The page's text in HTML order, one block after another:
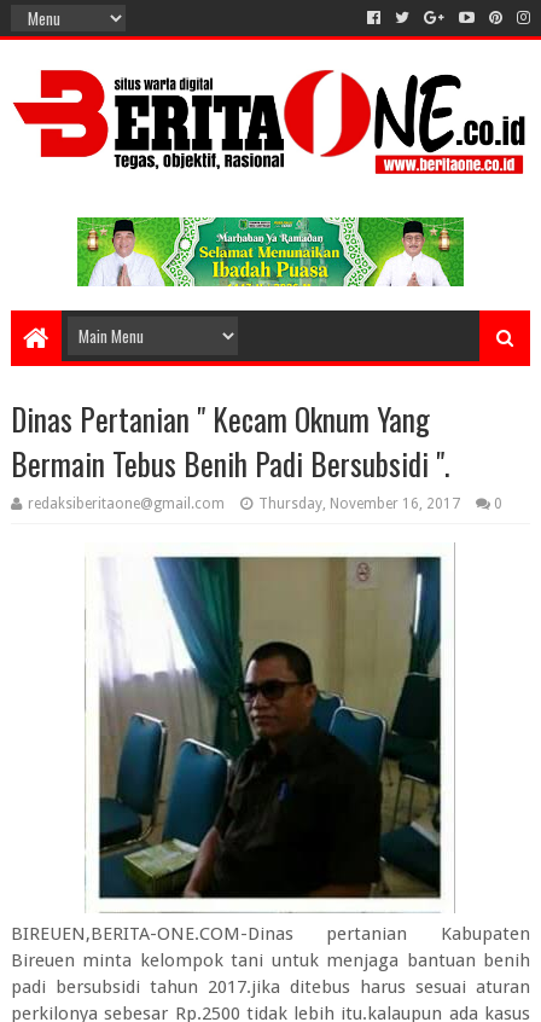
Dinas Pertanian " Kecam Oknum Yang
Bermain Tebus Benih Padi Bersubsidi ".
redaksiberitaone@gmail.com Thursday, November 16, 2017 0
BIREUEN,BERITA-ONE.COM-Dinas pertanian Kabupaten
Bireuen minta kelompok tani untuk menjaga bantuan benih
padi bersubsidi tahun 2017.jika ditebus harus sesuai aturan
perkilonya sebesar Rp.2500 tidak lebih itu.kalaupun ada kasus